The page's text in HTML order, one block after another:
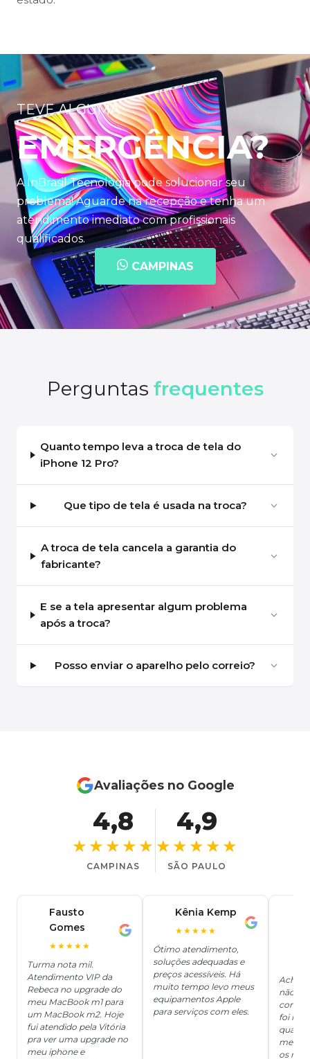
TEVE ALGUMA
EMERGÊNCIA?
A InBrasil Tecnologia pode solucionar seu
problema! Aguarde na recepção e tenha um
atendimento imediato com profissionais
qualificados.
CAMPINAS
Perguntas frequentes
Quanto tempo leva a troca de tela do
iPhone 12 Pro?
Que tipo de tela é usada na troca?
A troca de tela cancela a garantia do
fabricante?
E se a tela apresentar algum problema
após a troca?
Posso enviar o aparelho pelo correio?
Avaliações no Google
4,8
★★★★★
CAMPINAS
4,9
★★★★★
SÃO PAULO
Fausto
Gomes
★★★★★
Turma nota mil.
Atendimento VIP da
Rebeca no upgrade do
meu MacBook m1 para
um MacBook m2. Hoje
fui atendido pela Vitória
pra ver uma upgrade no
meu iphone e
Kênia Kemp
★★★★★
Ótimo atendimento,
soluções adequadas e
preços acessíveis. Há
muito tempo levo meus
equipamentos Apple
para serviços com eles.
Achei
não
foi
me
os